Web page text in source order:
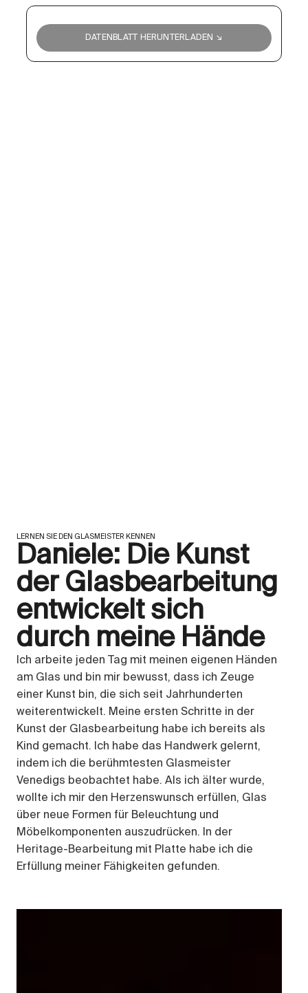
DATENBLATT HERUNTERLADEN ↘
LERNEN SIE DEN GLASMEISTER KENNEN
Daniele: Die Kunst
der Glasbearbeitung
entwickelt sich
durch meine Hände
Ich arbeite jeden Tag mit meinen eigenen Händen
am Glas und bin mir bewusst, dass ich Zeuge
einer Kunst bin, die sich seit Jahrhunderten
weiterentwickelt. Meine ersten Schritte in der
Kunst der Glasbearbeitung habe ich bereits als
Kind gemacht. Ich habe das Handwerk gelernt,
indem ich die berühmtesten Glasmeister
Venedigs beobachtet habe. Als ich älter wurde,
wollte ich mir den Herzenswunsch erfüllen, Glas
über neue Formen für Beleuchtung und
Möbelkomponenten auszudrücken. In der
Heritage-Bearbeitung mit Platte habe ich die
Erfüllung meiner Fähigkeiten gefunden.